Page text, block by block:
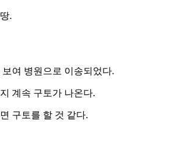
.
여 병원으로 이송되었다.
계속 구토가 나온다.
구토를 할 것 같다.